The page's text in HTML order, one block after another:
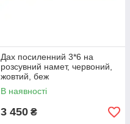
Дах посиленний 3*6 на
розсувний намет, червоний,
жовтий, беж
В наявності
3 450 ₴